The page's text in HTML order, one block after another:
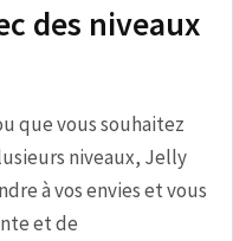
des niveaux
que vous souhaitez
niveaux, Jelly
à vos envies et vous
et de